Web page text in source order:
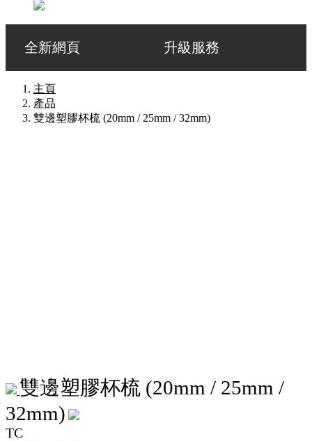
全新網頁 升級服務
主頁
產品
雙邊塑膠杯梳 (20mm / 25mm / 32mm)
雙邊塑膠杯梳 (20mm / 25mm /
32mm)
TC